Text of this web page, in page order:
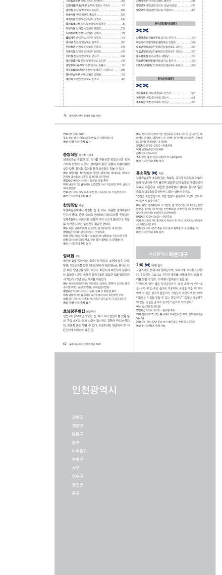
한식(면류): 감자옹심이/ 고기국수/ 국수/ 막국수
콩국수/ 평양냉면/ 회국수
한식(민물어패류): 꾹저구/ 다슬기/ 달팽이/ 도리
송어/ 어죽/ 어탕국수/ 우렁/ 은어/ 잉어/ 자라/ 장어
한식(어패류): 가오리/ 가자미/ 간자미/ 갈치/ 갯
낙지/ 대게/ 대구/ 대구탕/ 도루묵/ 동태/ 멍게/ 멸
생선구이/ 생선매운탕/ 생선조림/ 생선찌개/ 생
한식(육류): 갈비찜/ 갈비탕/ 돼지갈비/ 돼지고
보쌈/ 사슴고기/ 삼겹살/ 생고기/ 소갈비/ 소고
토끼고기
한식(탕/국/찌개): 갈비탕/ 감자탕/ 곰탕/ 곱창국
묵해장국/ 버섯전골/ 부대찌개/ 뼈다귀해장국/ 샤
시락국/ 애호박찌개/ 우거지해장국/ 우족탕/ 육개
중식: 광둥식중식/ 동북식중식/ 딤섬/ 마라탕/ 북
일식: 가이세키/ 갓포요리/ 데판야키/ 돈가스/ 돈
일식우동/ 일식장어/ 일식주점/ 일식카레/ 참치/ 창
이탈리아식: 이탈리아식/ 파스타/ 퓨전이탈리아
유럽식: 스페인식/ 러시아식/ 영국식/ 지중해식/ 터
기타: 경양식/ 바닷가재/ 뷔페/ 브런치카페/ 샌드
디저트/ 차/ 베이커리: 고로케/ 도너츠/ 디저트카
체험카페/ 초콜릿/ 카페/ 커피전문점/ 케이크/ 타르
바/펍: LP바/ 라운지바/ 바/ 와인바/ 위스키바/ 크래